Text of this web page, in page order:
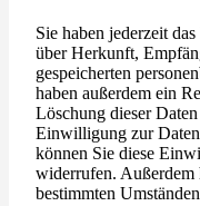
Sie haben jederzeit
über Herkunft,
gespeicherten
haben außerdem ein
Löschung dieser
Einwilligung zur
können Sie diese
widerrufen. Außerdem
bestimmten